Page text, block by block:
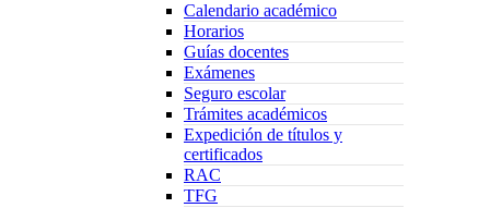
Calendario académico
Horarios
Guías docentes
Exámenes
Seguro escolar
Trámites académicos
Expedición de títulos y
certificados
RAC
TFG